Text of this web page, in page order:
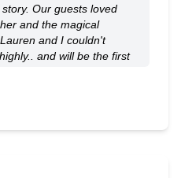
Our guests loved
and the magical
and I couldn't
and will be the first